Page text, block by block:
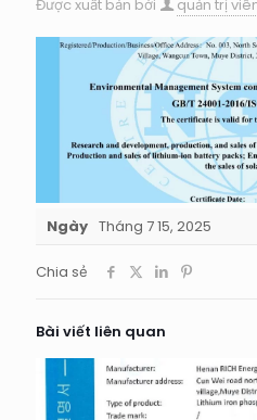
Được xuất bản bởi quản trị
Ngày Tháng 7 15, 2025
Chia sẻ
Bài viết liên quan